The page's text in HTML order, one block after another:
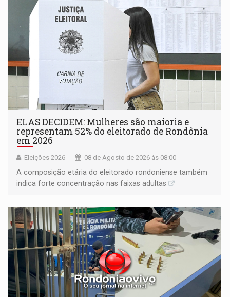
ELAS DECIDEM: Mulheres são maioria e
representam 52% do eleitorado de Rondônia
em 2026
Eleições 2026 08 de Agosto de 2026 às 08:00
A composição etária do eleitorado rondoniense também
indica forte concentração nas faixas adultas